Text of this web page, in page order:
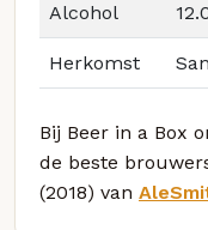
Alcohol
Herkomst
Bij Beer in a Box
de beste
(2018) van